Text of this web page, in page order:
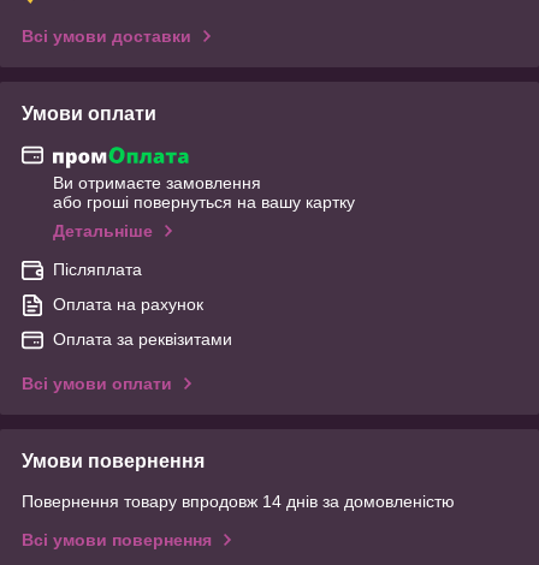
Всі умови доставки
Умови оплати
Ви отримаєте замовлення
або гроші повернуться на вашу картку
Детальніше
Післяплата
Оплата на рахунок
Оплата за реквізитами
Всі умови оплати
Умови повернення
Повернення товару впродовж 14 днів за домовленістю
Всі умови повернення